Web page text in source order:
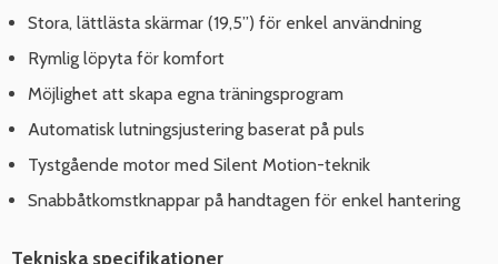
Stora, lättlästa skärmar (19,5”) för enkel användning
Rymlig löpyta för komfort
Möjlighet att skapa egna träningsprogram
Automatisk lutningsjustering baserat på puls
Tystgående motor med Silent Motion-teknik
Snabbåtkomstknappar på handtagen för enkel hantering
Tekniska specifikationer